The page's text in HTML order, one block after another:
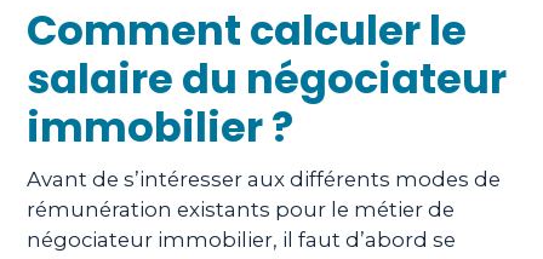
Comment calculer le
salaire du négociateur
immobilier ?
Avant de s’intéresser aux différents modes de
rémunération existants pour le métier de
négociateur immobilier, il faut d’abord se